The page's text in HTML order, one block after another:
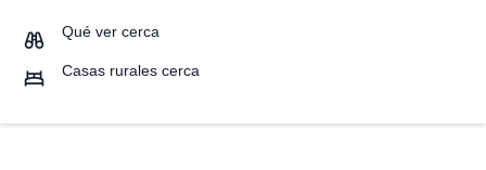
Qué ver cerca
Casas rurales cerca